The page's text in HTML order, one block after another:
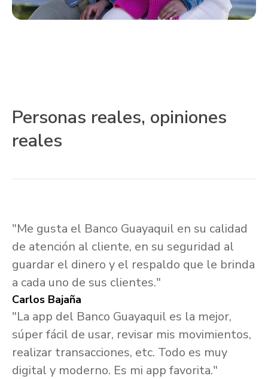
Personas reales, opiniones
reales
"Me gusta el Banco Guayaquil en su calidad
de atención al cliente, en su seguridad al
guardar el dinero y el respaldo que le brinda
a cada uno de sus clientes."
Carlos Bajaña
"La app del Banco Guayaquil es la mejor,
súper fácil de usar, revisar mis movimientos,
realizar transacciones, etc. Todo es muy
digital y moderno. Es mi app favorita."